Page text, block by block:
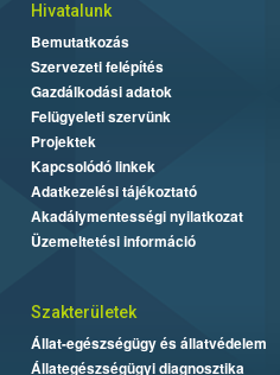
Hivatalunk
Bemutatkozás
Szervezeti felépítés
Gazdálkodási adatok
Felügyeleti szervünk
Projektek
Kapcsolódó linkek
Adatkezelési tájékoztató
Akadálymentességi nyilatkozat
Üzemeltetési információ
Szakterületek
Állat-egészségügy és állatvédelem
Állategészségügyi diagnosztika